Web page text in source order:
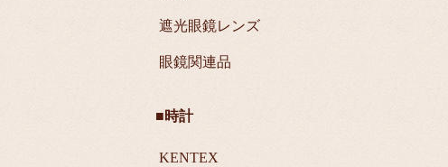
遮光眼鏡レンズ
眼鏡関連品
■時計
KENTEX